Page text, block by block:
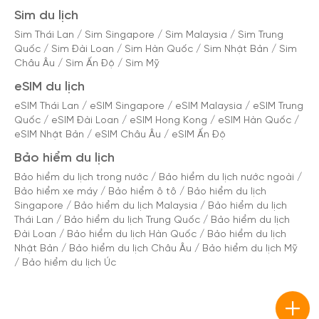
Sim du lịch
Sim Thái Lan / Sim Singapore / Sim Malaysia / Sim Trung
Quốc / Sim Đài Loan / Sim Hàn Quốc / Sim Nhật Bản / Sim
Châu Âu / Sim Ấn Độ / Sim Mỹ
eSIM du lịch
eSIM Thái Lan / eSIM Singapore / eSIM Malaysia / eSIM Trung
Quốc / eSIM Đài Loan / eSIM Hong Kong / eSIM Hàn Quốc /
eSIM Nhật Bản / eSIM Châu Âu / eSIM Ấn Độ
Bảo hiểm du lịch
Bảo hiểm du lịch trong nước / Bảo hiểm du lịch nước ngoài /
Bảo hiểm xe máy / Bảo hiểm ô tô / Bảo hiểm du lịch
Singapore / Bảo hiểm du lịch Malaysia / Bảo hiểm du lịch
Thái Lan / Bảo hiểm du lịch Trung Quốc / Bảo hiểm du lịch
Đài Loan / Bảo hiểm du lịch Hàn Quốc / Bảo hiểm du lịch
Nhật Bản / Bảo hiểm du lịch Châu Âu / Bảo hiểm du lịch Mỹ
/ Bảo hiểm du lịch Úc